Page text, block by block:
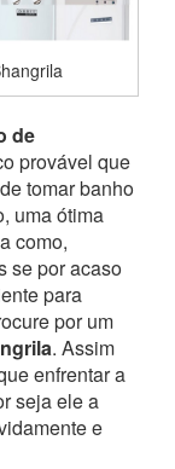
de
provável que
tomar banho
uma ótima
como,
se por acaso
para
por um
. Assim
enfrentar a
seja ele a
e